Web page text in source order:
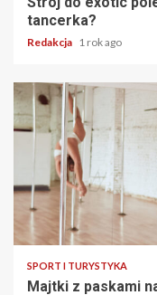
tancerka?
Redakcja 1 rok ago
SPORT I TURYSTYKA
Majtki z paskami